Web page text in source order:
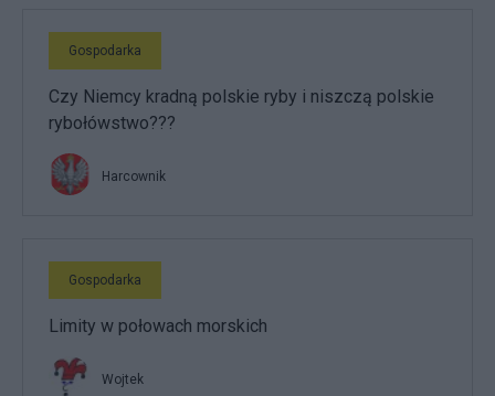
Gospodarka
Czy Niemcy kradną polskie ryby i niszczą polskie
rybołówstwo???
Harcownik
Gospodarka
Limity w połowach morskich
Wojtek